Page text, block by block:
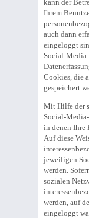
kann der
Ihrem
auch dann
eingeloggt
Social-
Cookies, die
gespeichert
Mit Hilfe der
Social-
in denen Ihre
Auf diese
jeweiligen
werden.
sozialen
werden, auf
eingeloggt